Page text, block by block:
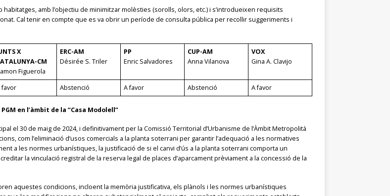
amb l’objectiu de minimitzar molèsties (sorolls, olors, etc.) i s’introdueixen requisits
Cal tenir en compte que es va obrir un període de consulta pública per recollir suggeriments i
X
CM
Figuerola
ERC-AM
Désirée S. Triler
PP
Enric Salvadores
CUP-AM
Anna Vilanova
VOX
Gina A. Clavijo
favor Abstenció A favor Abstenció A favor
en l’àmbit de la “Casa Modolell”
el 30 de maig de 2024, i definitivament per la Comissió Territorial d’Urbanisme de l’Àmbit Metropolità
com l’eliminació d’usos comercials a la planta soterrani per garantir l’adequació a les normatives
a les normes urbanístiques, la justificació de si el canvi d’ús a la planta soterrani comporta un
la vinculació registral de la reserva legal de places d’aparcament prèviament a la concessió de la
aquestes condicions, incloent la memòria justificativa, els plànols i les normes urbanístiques